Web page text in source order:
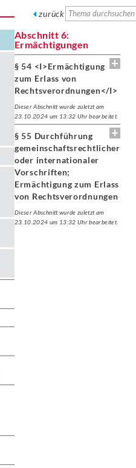
zurück
Abschnitt 6:
Ermächtigungen
§ 54 <I>Ermächtigung
zum Erlass von
Rechtsverordnungen</I>
Dieser Abschnitt wurde zuletzt am
23.10.2024 um 13:32 Uhr bearbeitet.
§ 55 Durchführung
gemeinschaftsrechtlicher
oder internationaler
Vorschriften;
Ermächtigung zum Erlass
von Rechtsverordnungen
Dieser Abschnitt wurde zuletzt am
23.10.2024 um 13:32 Uhr bearbeitet.